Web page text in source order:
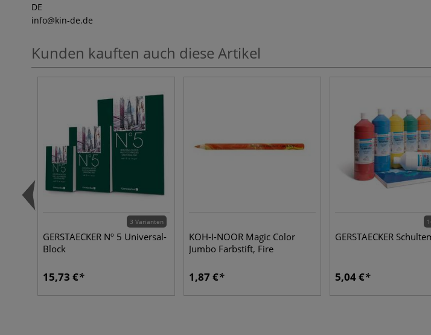
DE
info@kin-de.de
Kunden kauften auch diese Artikel
3 Varianten
GERSTAECKER Nº 5 Universal-
Block
15,73 €
KOH-I-NOOR Magic Color
Jumbo Farbstift, Fire
1,87 €
GERSTAECKER
5,04 €